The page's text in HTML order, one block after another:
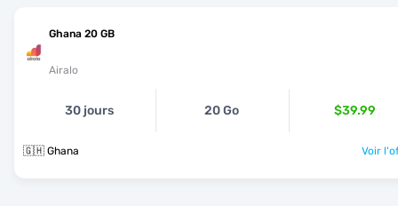
Ghana 20 GB
Airalo
30 jours 20 Go $39.99
🇬🇭 Ghana Voir